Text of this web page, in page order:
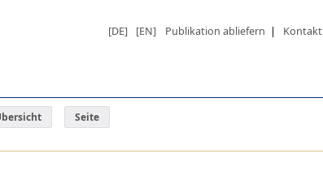
[DE] [EN] Publikation abliefern | Kontakt
Seite